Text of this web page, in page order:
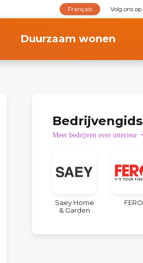
Volg ons op
Français
Duurzaam wonen
Bedrijvengids
Meer bedrijven over interieur
Saey Home
& Garden
FERO